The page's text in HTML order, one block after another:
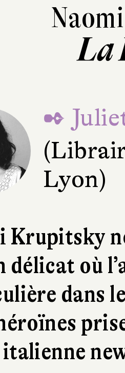
La
✒
Lyon)
Krupitsky
délicat où
dans